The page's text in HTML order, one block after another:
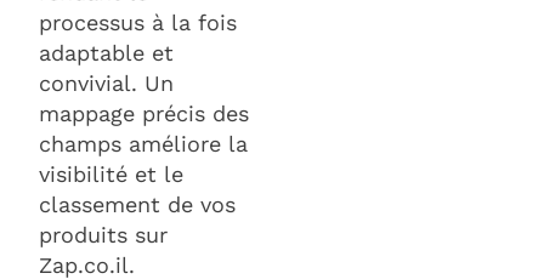
processus à la fois
adaptable et
convivial. Un
mappage précis des
champs améliore la
visibilité et le
classement de vos
produits sur
Zap.co.il.